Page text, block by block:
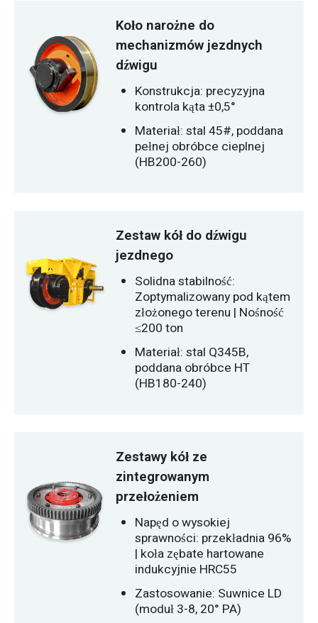
Koło narożne do
mechanizmów jezdnych
dźwigu
Konstrukcja: precyzyjna
kontrola kąta ±0,5°
Materiał: stal 45#, poddana
pełnej obróbce cieplnej
(HB200-260)
Zestaw kół do dźwigu
jezdnego
Solidna stabilność:
Zoptymalizowany pod kątem
złożonego terenu | Nośność
≤200 ton
Materiał: stal Q345B,
poddana obróbce HT
(HB180-240)
Zestawy kół ze
zintegrowanym
przełożeniem
Napęd o wysokiej
sprawności: przekładnia 96%
| koła zębate hartowane
indukcyjnie HRC55
Zastosowanie: Suwnice LD
(moduł 3-8, 20° PA)